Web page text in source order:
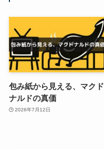
包み紙から見える、マクド
ナルドの真価
2026年7月12日